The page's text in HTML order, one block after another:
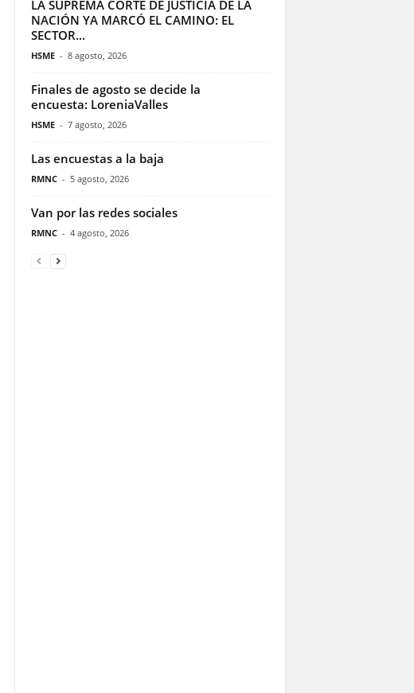
LA SUPREMA CORTE DE JUSTICIA DE LA
NACIÓN YA MARCÓ EL CAMINO: EL
SECTOR...
HSME - 8 agosto, 2026
Finales de agosto se decide la
encuesta: LoreniaValles
HSME - 7 agosto, 2026
Las encuestas a la baja
RMNC - 5 agosto, 2026
Van por las redes sociales
RMNC - 4 agosto, 2026